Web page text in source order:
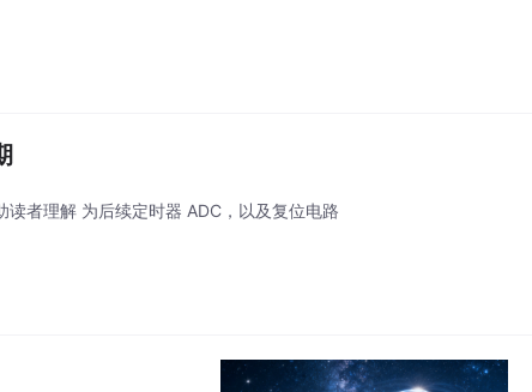
者理解 为后续定时器 ADC，以及复位电路